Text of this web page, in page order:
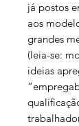
já postos
aos
grandes
(leia-se:
ideias